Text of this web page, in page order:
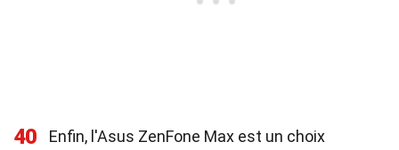
40
Enfin, l'Asus ZenFone Max est un choix